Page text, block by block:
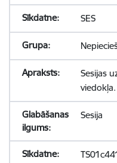
SES
Sesijas
viedokļa.
Sesija